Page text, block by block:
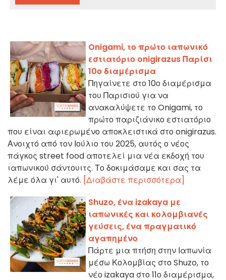
Onigami, το πρώτο ιαπωνικό
εστιατόριο onigirazus Παρίσι
10ο διαμέρισμα
Πηγαίνετε στο 10ο διαμέρισμα
του Παρισιού για να
ανακαλύψετε το Onigami, το
πρώτο παριζιάνικο εστιατόριο
που είναι αφιερωμένο αποκλειστικά στο onigirazus.
Ανοιχτό από τον Ιούλιο του 2025, αυτός ο νέος
πάγκος street food αποτελεί μια νέα εκδοχή του
ιαπωνικού σάντουιτς. Το δοκιμάσαμε και σας τα
λέμε όλα γι' αυτό. [Διαβάστε περισσότερα]
Shuzo, ένα izakaya με
ιαπωνικές και κολομβιανές
γεύσεις, ένα πραγματικό
αγαπημένο
Πάρτε μια πτήση στην Ιαπωνία
μέσω Κολομβίας στο Shuzo, το
νέο izakaya στο 11ο διαμέρισμα,